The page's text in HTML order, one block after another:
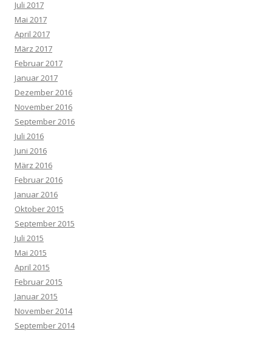
Juli 2017
Mai 2017
April 2017
März 2017
Februar 2017
Januar 2017
Dezember 2016
November 2016
September 2016
Juli 2016
Juni 2016
März 2016
Februar 2016
Januar 2016
Oktober 2015
September 2015
Juli 2015
Mai 2015
April 2015
Februar 2015
Januar 2015
November 2014
September 2014